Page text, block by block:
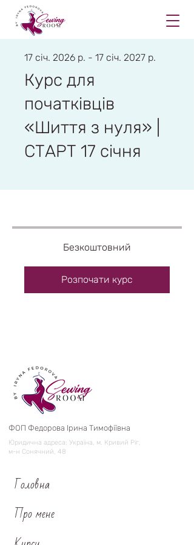
Курс для
початківців
«Шиття з нуля» |
СТАРТ 17 січня
17 січ. 2026 р. - 17 січ. 2027 р.
Безкоштовний
Розпочати курс
ФОП Федорова Ірина Тимофіївна
Юридична адреса: Україна, м. Кривий Ріг,
м-н Сонячний, 48
Головна
Про мене